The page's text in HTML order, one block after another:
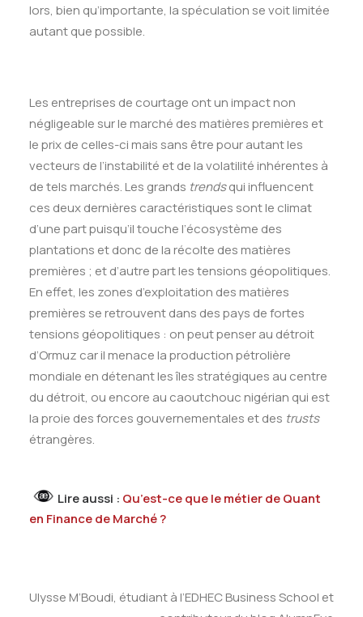
lors, bien qu’importante, la spéculation se voit limitée
autant que possible.
Les entreprises de courtage ont un impact non
négligeable sur le marché des matières premières et
le prix de celles-ci mais sans être pour autant les
vecteurs de l’instabilité et de la volatilité inhérentes à
de tels marchés. Les grands trendsqui influencent
ces deux dernières caractéristiques sont le climat
d’une part puisqu’il touche l’écosystème des
plantations et donc de la récolte des matières
premières ; et d’autre part les tensions géopolitiques.
En effet, les zones d’exploitation des matières
premières se retrouvent dans des pays de fortes
tensions géopolitiques : on peut penser au détroit
d’Ormuz car il menace la production pétrolière
mondiale en détenant les îles stratégiques au centre
du détroit, ou encore au caoutchouc nigérian qui est
la proie des forces gouvernementales et des trusts
étrangères.
Lire aussi : Qu’est-ce que le métier de Quant
en Finance de Marché ?
Ulysse M’Boudi, étudiant à l’EDHEC Business School et